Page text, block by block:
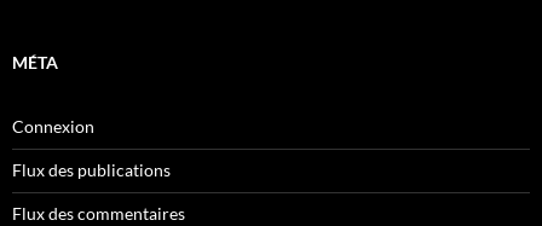
MÉTA
Connexion
Flux des publications
Flux des commentaires